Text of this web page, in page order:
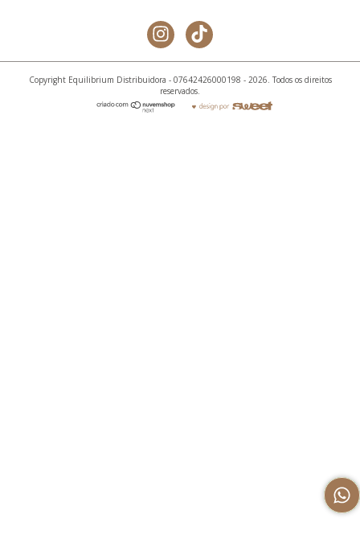
Copyright Equilibrium Distribuidora - 07642426000198 - 2026. Todos os direitos
reservados.